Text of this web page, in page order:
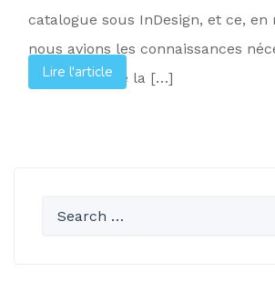
catalogue sous InDesign, et ce, en
nous avions les connaissances
le domaine de la […]
Lire l'article